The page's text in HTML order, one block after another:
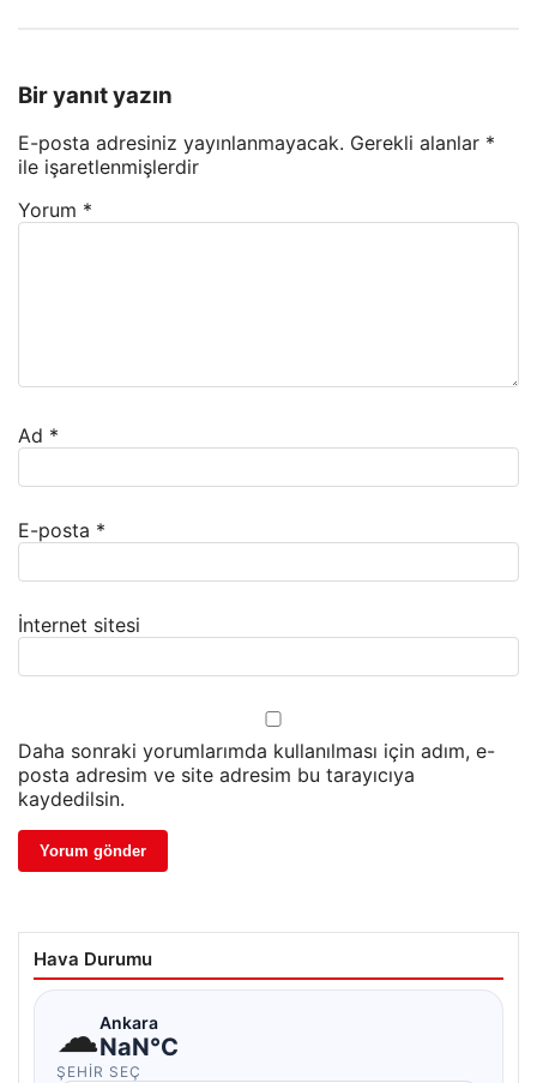
Bir yanıt yazın
E-posta adresiniz yayınlanmayacak. Gerekli alanlar *
ile işaretlenmişlerdir
Yorum *
Ad *
E-posta *
İnternet sitesi
Daha sonraki yorumlarımda kullanılması için adım, e-
posta adresim ve site adresim bu tarayıcıya
kaydedilsin.
Hava Durumu
☁Ankara
NaN°C
ŞEHIR SEÇ